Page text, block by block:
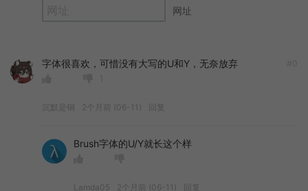
网址
字体很喜欢，可惜没有大写的U和Y，无奈放弃
沉默是铜 2个月前 (06-11) 回复
Brush字体的U/Y就长这个样
Lamda05 2个月前 (06-11) 回复